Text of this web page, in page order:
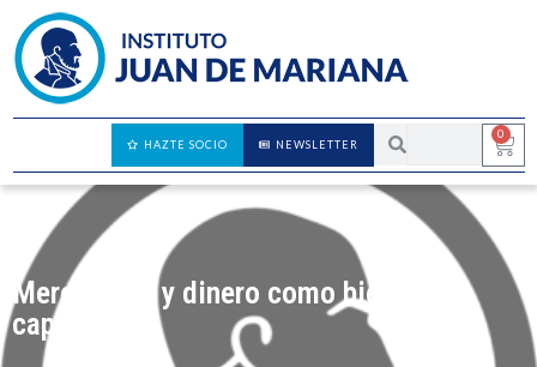
0
NEWSLETTER
HAZTE SOCIO
Mercancías y dinero como bienes de
capital